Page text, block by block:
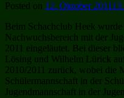
Posted on 12. Oktober 2011
Beim Schachclub Heek
Nachwuchsbereich mit der
2011 eingeläutet. Bei dieser
Lösing und Wilhelm Lürick
2010/2011 zurück, wobei die
Schülermannschaft in der
Jugendmannschaft in der